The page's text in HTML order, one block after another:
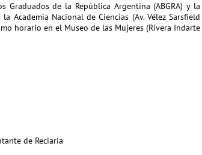
de la República Argentina (ABGRA) y la
Academia Nacional de Ciencias (Av. Vélez Sarsfield
horario en el Museo de las Mujeres (Rivera Indarte
de Reciaria